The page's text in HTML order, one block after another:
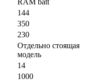
RAM batt
144
350
230
Отдельно стоящая
модель
14
1000